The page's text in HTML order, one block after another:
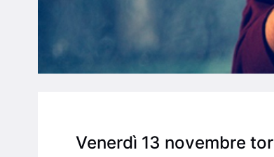
Venerdì 13 novembre